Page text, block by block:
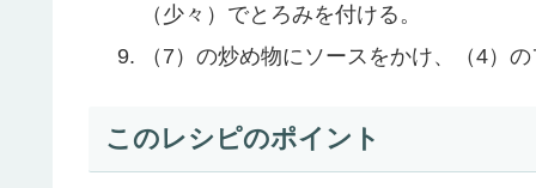
（少々）でとろみを付ける。
（7）の炒め物にソースをかけ、（4）
このレシピのポイント